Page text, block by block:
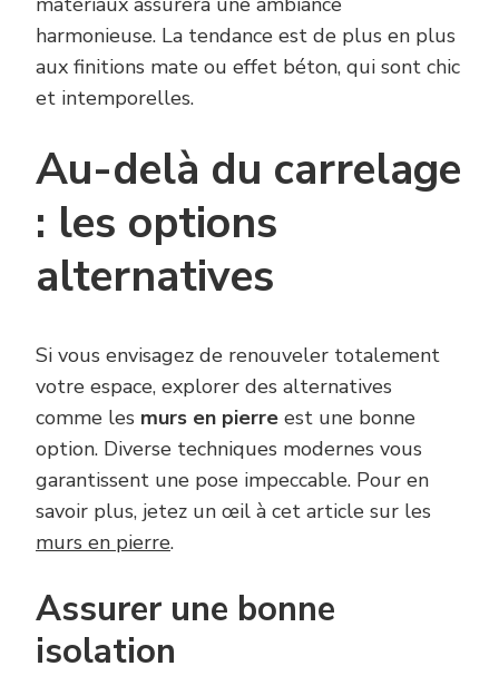
harmonieuse. La tendance est de plus en plus
aux finitions mate ou effet béton, qui sont chic
et intemporelles.
Au-delà du carrelage
: les options
alternatives
Si vous envisagez de renouveler totalement
votre espace, explorer des alternatives
comme les murs en pierre est une bonne
option. Diverse techniques modernes vous
garantissent une pose impeccable. Pour en
savoir plus, jetez un œil à cet article sur les
murs en pierre.
Assurer une bonne
isolation